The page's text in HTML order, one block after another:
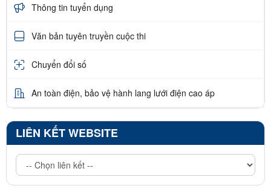
Thông tin tuyển dụng
Văn bản tuyên truyền cuộc thi
Chuyển đổi số
An toàn điện, bảo vệ hành lang lưới điện cao áp
LIÊN KẾT WEBSITE